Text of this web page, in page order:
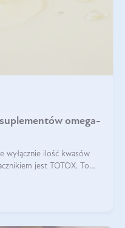
omega-
wyłącznie ilość kwasów
jest TOTOX. To